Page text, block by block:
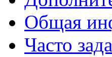
Общая
Часто